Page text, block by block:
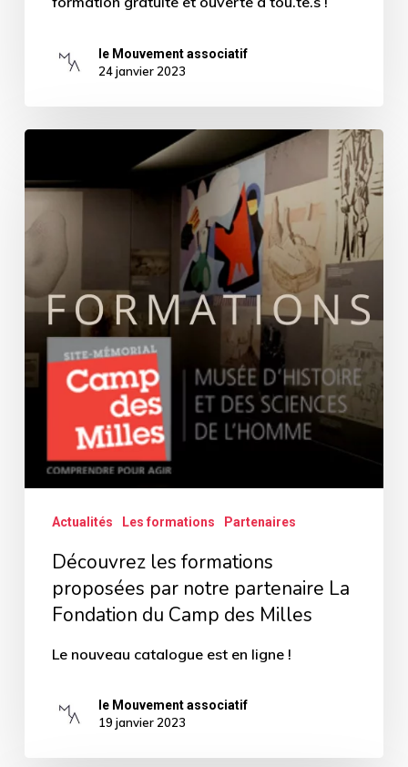
le Mouvement associatif
24 janvier 2023
proposées
par
notre
partenaire
Fondation
des
Milles
Actualités Les formations Partenaires
Découvrez les formations
proposées par notre partenaire La
Fondation du Camp des Milles
Le nouveau catalogue est en ligne !
le Mouvement associatif
19 janvier 2023